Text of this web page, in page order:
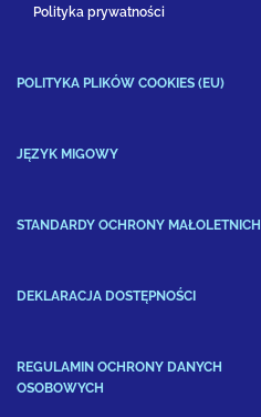
Polityka prywatności
POLITYKA PLIKÓW COOKIES (EU)
JĘZYK MIGOWY
STANDARDY OCHRONY MAŁOLETNICH
DEKLARACJA DOSTĘPNOŚCI
REGULAMIN OCHRONY DANYCH
OSOBOWYCH